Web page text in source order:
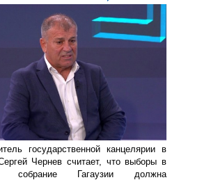
государственной канцелярии в
Чернев считает, что выборы в
собрание Гагаузии должна